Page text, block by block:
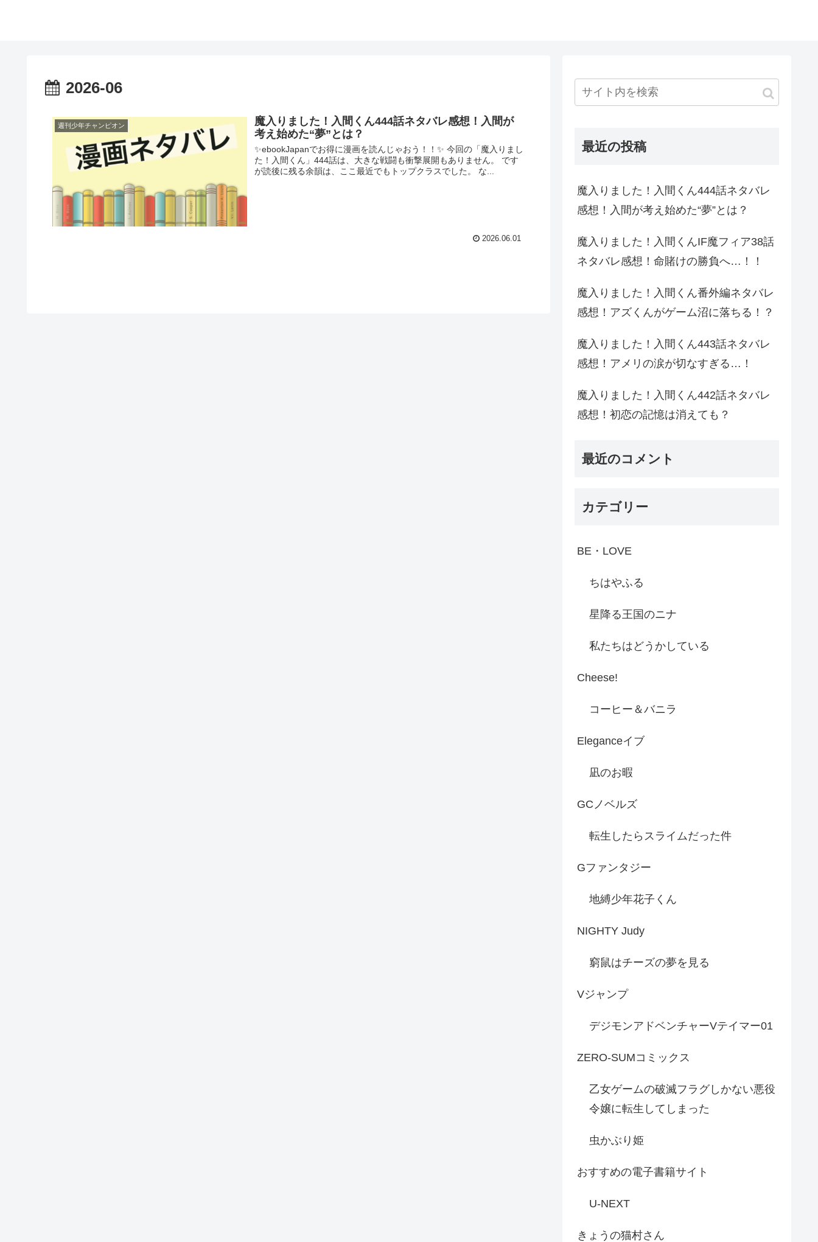
2026-06
週刊少年チャンピオン
魔入りました！入間くん444話ネタバレ感想！入間が
考え始めた“夢”とは？
✨ebookJapanでお得に漫画を読んじゃおう！！✨ 今回の「魔入りまし
た！入間くん」444話は、大きな戦闘も衝撃展開もありません。 です
が読後に残る余韻は、ここ最近でもトップクラスでした。 な...
2026.06.01
最近の投稿
魔入りました！入間くん444話ネタバレ
感想！入間が考え始めた“夢”とは？
魔入りました！入間くんIF魔フィア38話
ネタバレ感想！命賭けの勝負へ…！！
魔入りました！入間くん番外編ネタバレ
感想！アズくんがゲーム沼に落ちる！？
魔入りました！入間くん443話ネタバレ
感想！アメリの涙が切なすぎる…！
魔入りました！入間くん442話ネタバレ
感想！初恋の記憶は消えても？
最近のコメント
カテゴリー
BE・LOVE
ちはやふる
星降る王国のニナ
私たちはどうかしている
Cheese!
コーヒー＆バニラ
Eleganceイブ
凪のお暇
GCノベルズ
転生したらスライムだった件
Gファンタジー
地縛少年花子くん
NIGHTY Judy
窮鼠はチーズの夢を見る
Vジャンプ
デジモンアドベンチャーVテイマー01
ZERO-SUMコミックス
乙女ゲームの破滅フラグしかない悪役
令嬢に転生してしまった
虫かぶり姫
おすすめの電子書籍サイト
U-NEXT
きょうの猫村さん